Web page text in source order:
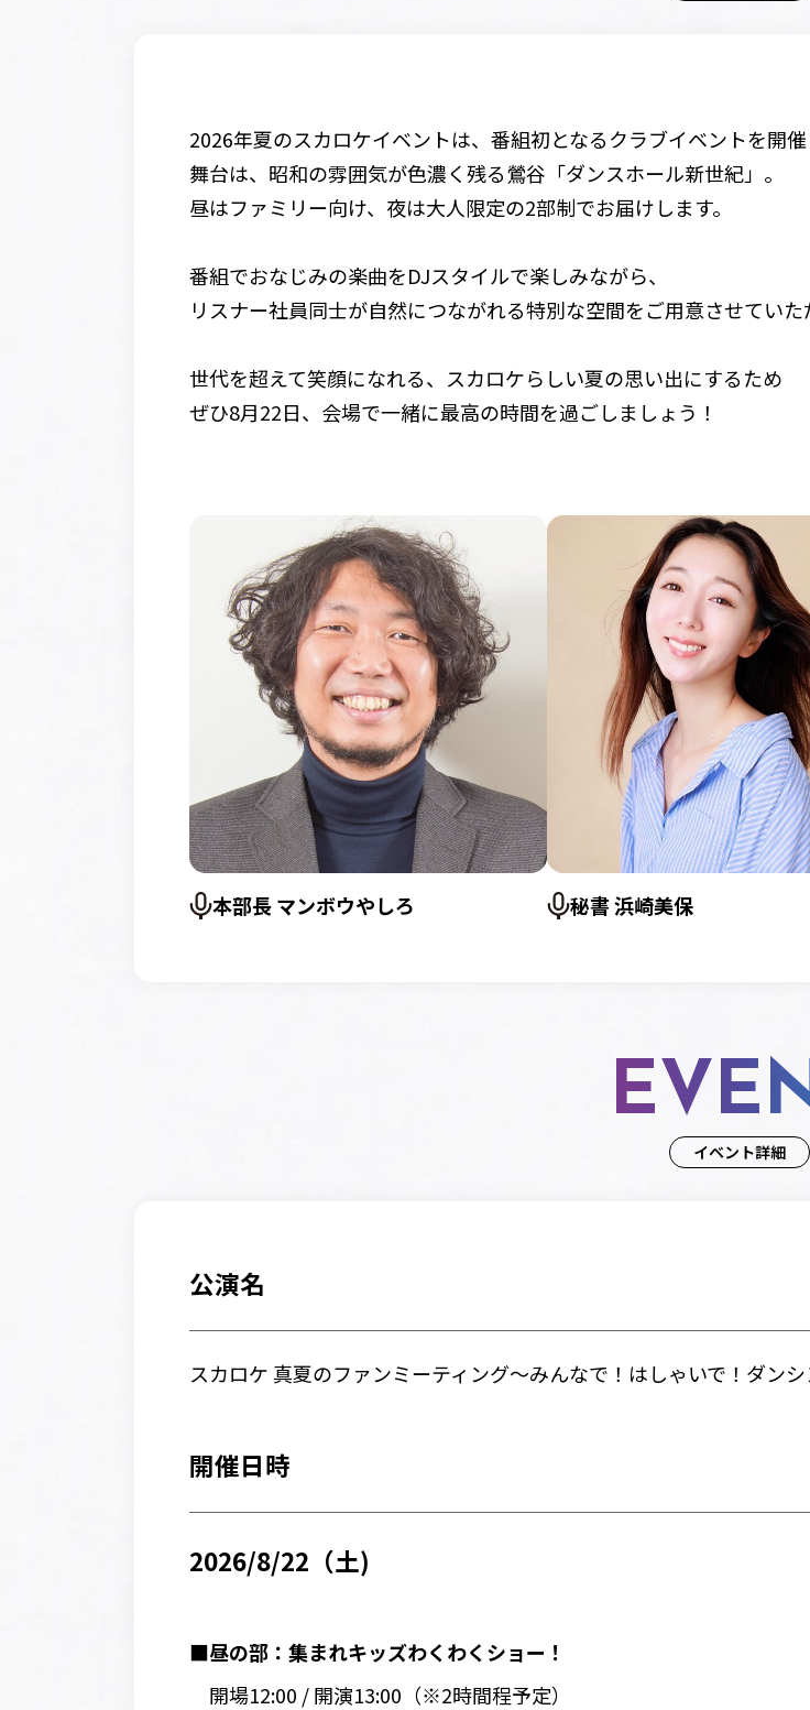
2026年夏のスカロケイベントは、番組初となるクラブイベントを開催
舞台は、昭和の雰囲気が色濃く残る鶯谷「ダンスホール新世紀」。
昼はファミリー向け、夜は大人限定の2部制でお届けします。
番組でおなじみの楽曲をDJスタイルで楽しみながら、
リスナー社員同士が自然につながれる特別な空間をご用意させていた
世代を超えて笑顔になれる、スカロケらしい夏の思い出にするため
ぜひ8月22日、会場で一緒に最高の時間を過ごしましょう！
本部長 マンボウやしろ 秘書 浜崎美保
イベント詳細
公演名
スカロケ 真夏のファンミーティング～みんなで！はしゃいで！ダン
開催日時
2026/8/22（土)
■昼の部：集まれキッズわくわくショー！
開場12:00 / 開演13:00（※2時間程予定）